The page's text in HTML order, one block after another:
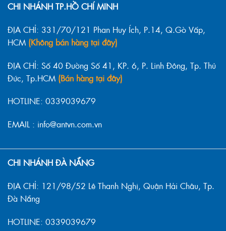
CHI NHÁNH TP.HỒ CHÍ MINH
ĐỊA CHỈ: 331/70/121 Phan Huy Ích, P.14, Q.Gò Vấp,
HCM (Không bán hàng tại đây)
ĐỊA CHỈ: Số 40 Đường Số 41, KP. 6, P. Linh Đông, Tp. Thủ
Đức, Tp.HCM (Bán hàng tại đây)
HOTLINE: 0339039679
EMAIL : info@antvn.com.vn
CHI NHÁNH ĐÀ NẴNG
ĐỊA CHỈ: 121/98/52 Lê Thanh Nghị, Quận Hải Châu, Tp.
Đà Nẵng
HOTLINE: 0339039679